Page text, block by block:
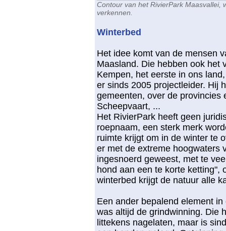
Contour van het RivierPark Maasvallei,
verkennen.
Winterbed
Het idee komt van de mensen
Maasland. Die hebben ook het
Kempen, het eerste in ons
er sinds 2005 projectleider. Hij
gemeenten, over de provincies
Scheepvaart, ...
Het RivierPark heeft geen
roepnaam, een sterk merk
ruimte krijgt om in de winter te
er met de extreme hoogwaters
ingesnoerd geweest, met te
hond aan een te korte ketting",
winterbed krijgt de natuur alle
Een ander bepalend element in
was altijd de grindwinning. Die
littekens nagelaten, maar is